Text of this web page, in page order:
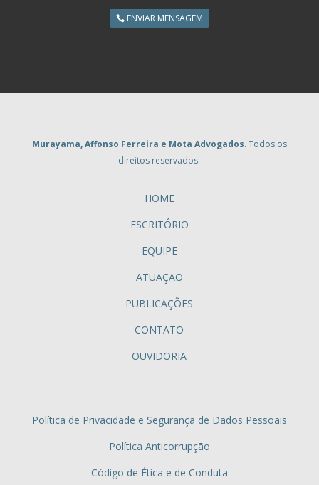
ENVIAR MENSAGEM
Murayama, Affonso Ferreira e Mota Advogados. Todos os
direitos reservados.
HOME
ESCRITÓRIO
EQUIPE
ATUAÇÃO
PUBLICAÇÕES
CONTATO
OUVIDORIA
Política de Privacidade e Segurança de Dados Pessoais
Política Anticorrupção
Código de Ética e de Conduta